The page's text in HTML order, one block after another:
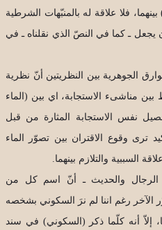
فلا علاقة له بالمنبّهات الشرطية
يجعل ـ كما في النصّ الذي نقلناه ـ في
الجوهرية بين النظريتين أنّ نظرية
مناشىء الاستجابة، اي بين (الماء
نفس الاستجابة المثارة من قبل
ترى وقوع الاقتران بين تصوّر الماء
السببية والتلازم بينهما.
الرجال والحديث ـ أنّ اسم كل من
الآخر رغم اننا لم نرَ السكوني بشخصه
إلاّ أنه كلّما ذكر (السكوني) في سند